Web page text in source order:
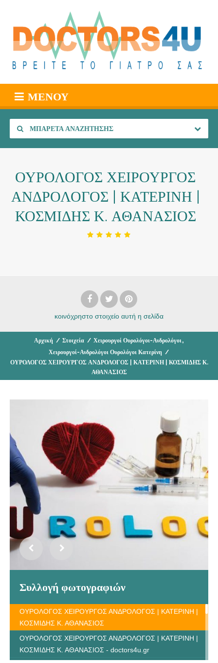
ΜΕΝΟΎ
ΜΠΑΡΈΤΑ ΑΝΑΖΉΤΗΣΗΣ
ΟΥΡΟΛΟΓΟΣ ΧΕΙΡΟΥΡΓΟΣ
ΑΝΔΡΟΛΟΓΟΣ | ΚΑΤΕΡΙΝΗ |
ΚΟΣΜΙΔΗΣ Κ. ΑΘΑΝΑΣΙΟΣ
κοινόχρηστο στοιχείο αυτή η σελίδα
Αρχική / Στοιχεία / Χειρουργοί Ουρολόγοι-Ανδρολόγοι ,
Χειρουργοί-Ανδρολόγοι Ουρολόγοι Κατερίνη /
ΟΥΡΟΛΟΓΟΣ ΧΕΙΡΟΥΡΓΟΣ ΑΝΔΡΟΛΟΓΟΣ | ΚΑΤΕΡΙΝΗ | ΚΟΣΜΙΔΗΣ Κ.
ΑΘΑΝΑΣΙΟΣ
Συλλογή φωτογραφιών
ΟΥΡΟΛΟΓΟΣ ΧΕΙΡΟΥΡΓΟΣ ΑΝΔΡΟΛΟΓΟΣ | ΚΑΤΕΡΙΝΗ |
ΚΟΣΜΙΔΗΣ Κ. ΑΘΑΝΑΣΙΟΣ
ΟΥΡΟΛΟΓΟΣ ΧΕΙΡΟΥΡΓΟΣ ΑΝΔΡΟΛΟΓΟΣ | ΚΑΤΕΡΙΝΗ |
ΚΟΣΜΙΔΗΣ Κ. ΑΘΑΝΑΣΙΟΣ - doctors4u.gr